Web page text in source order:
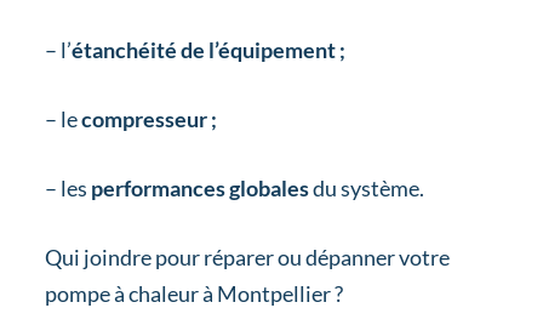
– l’étanchéité de l’équipement ;
– lecompresseur ;
– les performances globalesdu système.
Qui joindre pour réparer ou dépanner votre
pompe à chaleur à Montpellier ?